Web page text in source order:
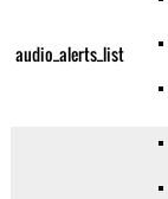
audio_alerts_list